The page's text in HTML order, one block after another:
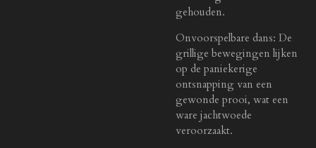
gehouden.
Onvoorspelbare dans: De
grillige bewegingen lijken
op de paniekerige
ontsnapping van een
gewonde prooi, wat een
ware jachtwoede
veroorzaakt.